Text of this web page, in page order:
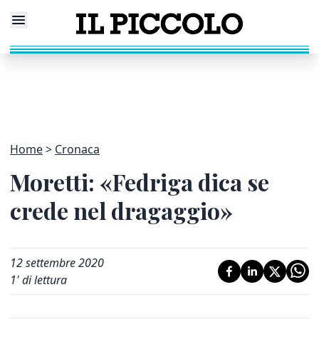
Home Cronaca
Moretti: «Fedriga dica se
crede nel dragaggio»
12 settembre 2020
1' di lettura